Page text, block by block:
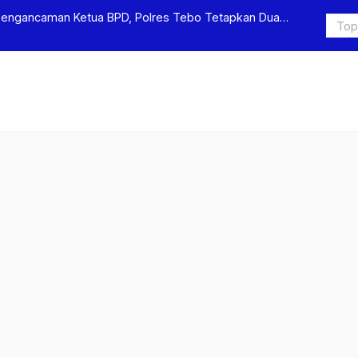
Ketua BPD, Polres Tebo Tetapkan Dua
Polres